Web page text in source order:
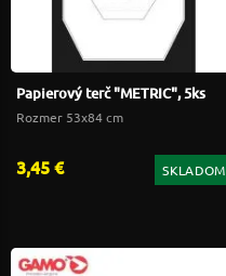
Papierový terč "METRIC", 5ks
Rozmer 53x84 cm
3,45 € SKLADOM